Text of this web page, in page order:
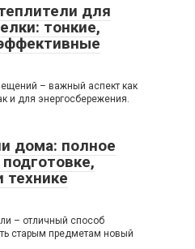
для
тонкие,
– важный аспект как
и для энергосбережения.
дома: полное
технике
– отличный способ
старым предметам новый